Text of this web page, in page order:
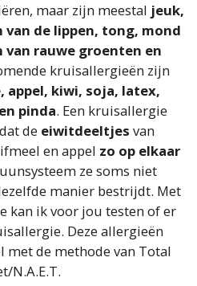
maar zijn meestal jeuk,
de lippen, tong, mond
van rauwe groenten en
kruisallergieën zijn
appel, kiwi, soja, latex,
pinda. Een kruisallergie
de eiwitdeeltjes van
en appel zo op elkaar
ze soms niet
manier bestrijdt. Met
kan ik voor jou testen of er
Deze allergieën
met de methode van Total
N.A.E.T.